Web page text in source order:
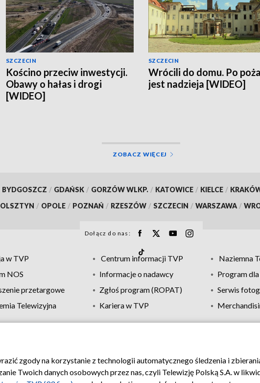
SZCZECIN
Kościno przeciw inwestycji.
Obawy o hałas i drogi
[WIDEO]
SZCZECIN
Wrócili do domu. Po
jest nadzieja [WIDEO]
ZOBACZ WIĘCEJ
BYDGOSZCZ / GDAŃSK / GORZÓW WLKP. / KATOWICE / KIELCE /
OLSZTYN / OPOLE / POZNAŃ / RZESZÓW / SZCZECIN / WARSZAWA /
Dołącz do nas:
w TVP Centrum informacji TVP Naziemna
NOS Informacje o nadawcy
Program
przetargowe Zgłoś program (ROPAT)
Serwis
Telewizyjna Kariera w TVP
TVP Polityka prywatności Moje zgody Pomoc Biuro
zgody na korzystanie z technologii automatycznego śledzenia i
Twoich danych osobowych przez nas, czyli Telewizję Polską S.A. w